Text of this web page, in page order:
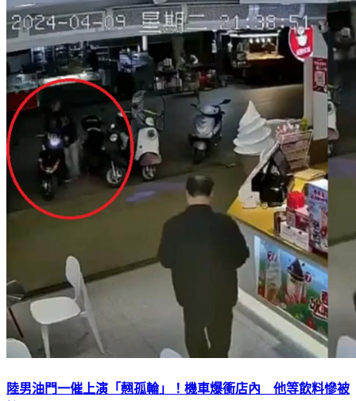
陸男油門一催上演「翹孤輪」！機車爆衝店內 他等飲料慘被